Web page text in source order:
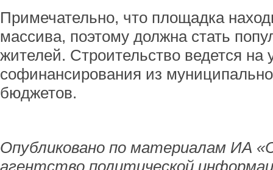
Примечательно, что площадка
массива, поэтому должна стать
жителей. Строительство ведется на
софинансирования из
бюджетов.
Опубликовано по материалам ИА
агентство политической